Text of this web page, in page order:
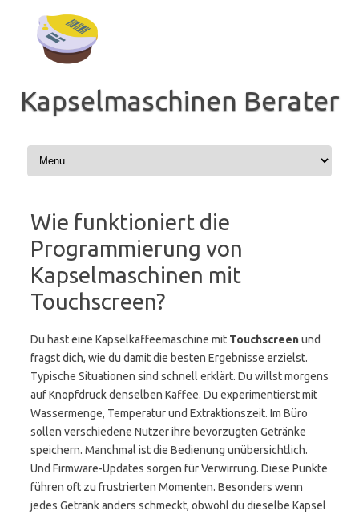
Inhalt
springen
Kapselmaschinen Berater
Wie funktioniert die
Programmierung von
Kapselmaschinen mit
Touchscreen?
Du hast eine Kapselkaffeemaschine mit Touchscreenund
fragst dich, wie du damit die besten Ergebnisse erzielst.
Typische Situationen sind schnell erklärt. Du willst morgens
auf Knopfdruck denselben Kaffee. Du experimentierst mit
Wassermenge, Temperatur und Extraktionszeit. Im Büro
sollen verschiedene Nutzer ihre bevorzugten Getränke
speichern. Manchmal ist die Bedienung unübersichtlich.
Und Firmware-Updates sorgen für Verwirrung. Diese Punkte
führen oft zu frustrierten Momenten. Besonders wenn
jedes Getränk anders schmeckt, obwohl du dieselbe Kapsel